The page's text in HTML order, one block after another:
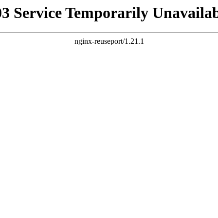
Service Temporarily
nginx-reuseport/1.21.1